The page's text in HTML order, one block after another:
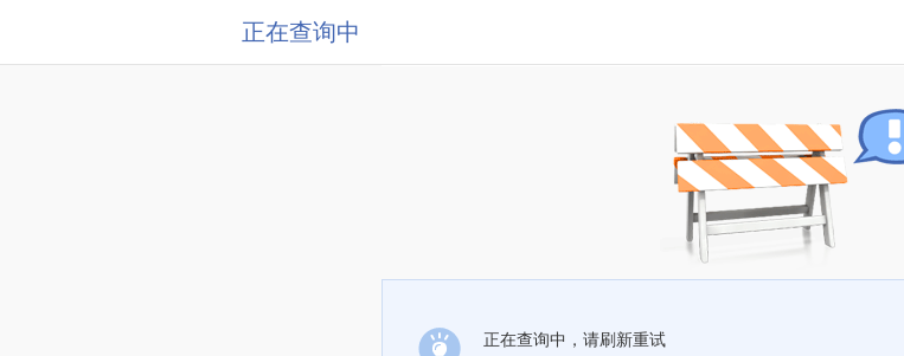
正在查询中
正在查询中，请刷新重试